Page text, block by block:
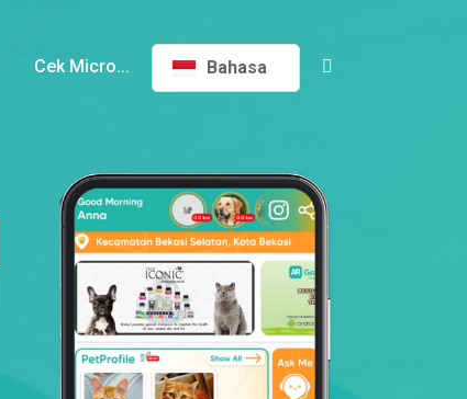
Cek Micro... Bahasa